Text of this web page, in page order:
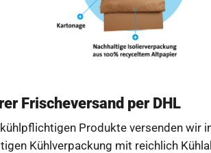
Frischeversand per DHL
Produkte versenden wir
Kühlverpackung mit reichlich